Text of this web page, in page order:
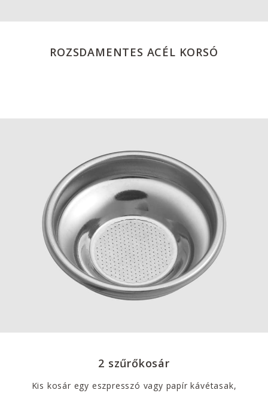
ROZSDAMENTES ACÉL KORSÓ
2 szűrőkosár
Kis kosár egy eszpresszó vagy papír kávétasak,